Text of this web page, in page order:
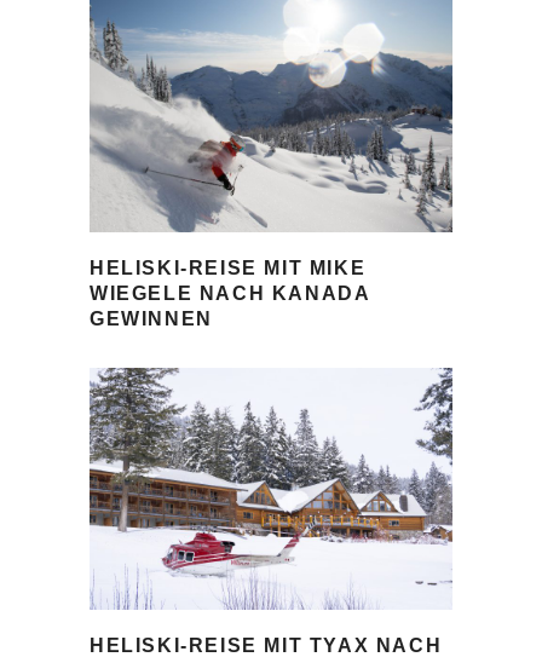
HELISKI-REISE MIT MIKE
WIEGELE NACH KANADA
GEWINNEN
HELISKI-REISE MIT TYAX NACH